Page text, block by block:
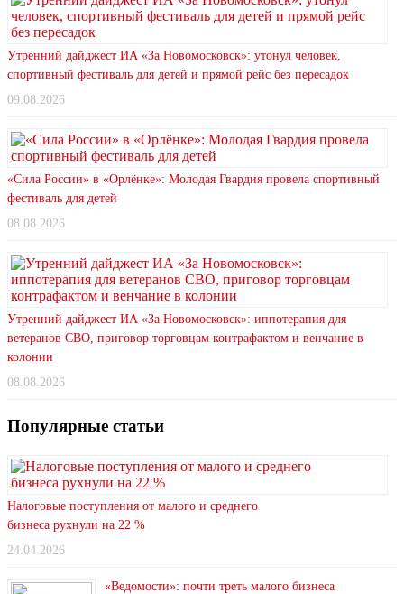
Утренний дайджест ИА «За Новомосковск»: утонул человек,
спортивный фестиваль для детей и прямой рейс без пересадок
09.08.2026
«Сила России» в «Орлёнке»: Молодая Гвардия провела спортивный
фестиваль для детей
08.08.2026
Утренний дайджест ИА «За Новомосковск»: иппотерапия для
ветеранов СВО, приговор торговцам контрафактом и венчание в
колонии
08.08.2026
Популярные статьи
Налоговые поступления от малого и среднего
бизнеса рухнули на 22 %
24.04.2026
«Ведомости»: почти треть малого бизнеса